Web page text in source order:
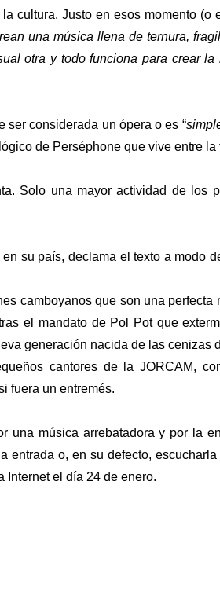
cultura. Justo en esos momento
una música llena de ternura,
otra y todo funciona para crear
considerada un ópera o es “
de Perséphone que vive entre la
Solo una mayor actividad de los
su país, declama el texto a modo
camboyanos que son una
el mandato de Pol Pot que
generación nacida de las cenizas
cantores de la JORCAM,
fuera un entremés.
una música arrebatadora y por la
entrada o, en su defecto,
Internet el día 24 de enero.